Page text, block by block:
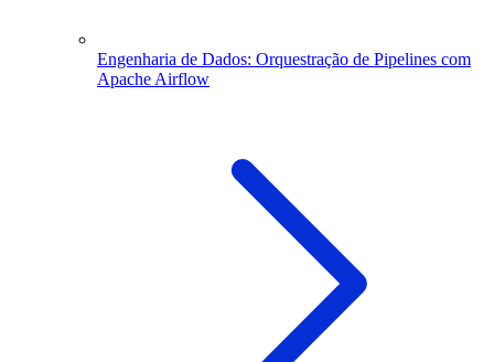
Engenharia de Dados: Orquestração de Pipelines com
Apache Airflow